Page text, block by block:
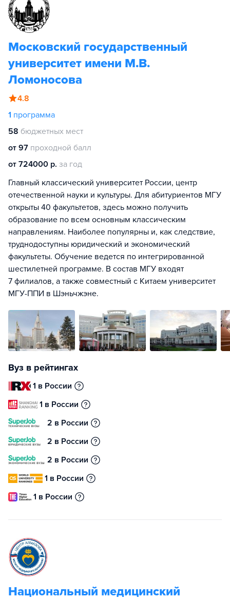
Московский государственный
университет имени М.В.
Ломоносова
4.8
1 программа
58 бюджетных мест
от 97 проходной балл
от 724000 р. за год
Главный классический университет России, центр
отечественной науки и культуры. Для абитуриентов МГУ
открыты 40 факультетов, здесь можно получить
образование по всем основным классическим
направлениям. Наиболее популярны и, как следствие,
труднодоступны юридический и экономический
факультеты. Обучение ведется по интегрированной
шестилетней программе. В состав МГУ входят
7 филиалов, а также совместный с Китаем университет
МГУ-ППИ в Шэньчжэне.
Вуз в рейтингах
1 в России
1 в России
2 в России
2 в России
2 в России
1 в России
1 в России
Национальный медицинский